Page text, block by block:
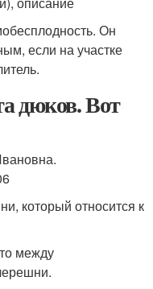
Он
если на участке
дюков. Вот
который относится к
между